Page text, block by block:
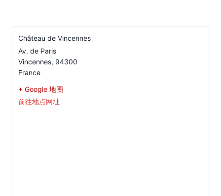
Château de Vincennes
Av. de Paris
Vincennes, 94300
France
+ Google 地图
前往地点网址